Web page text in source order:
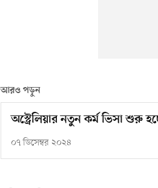
আরও পড়ুন
অস্ট্রেলিয়ার নতুন কর্ম ভিসা শুরু
০৭ ডিসেম্বর ২০২৪